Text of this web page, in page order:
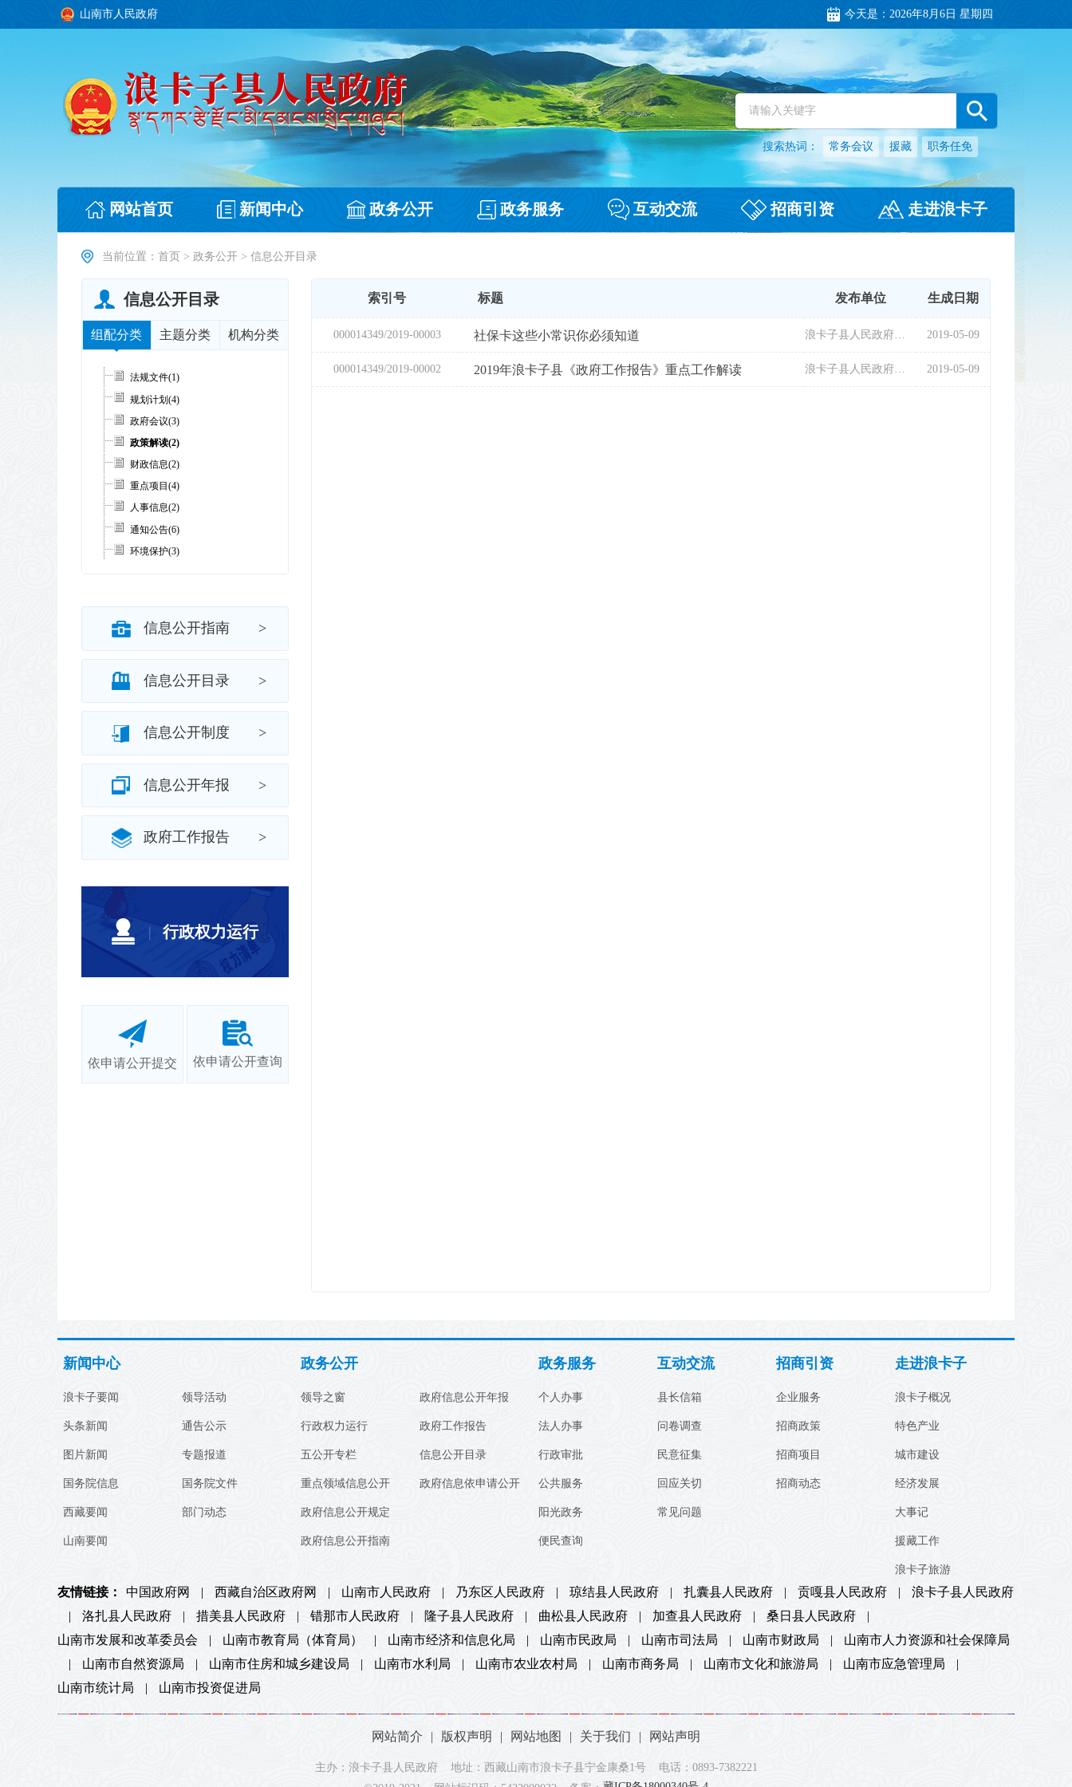
山南市人民政府 今天是： 2026年8月6日 星期四
搜索热词： 常务会议 援藏 职务任免
网站首页 新闻中心 政务公开 政务服务 互动交流 招商引资 走进浪卡子
当前位置： 首页 > 政务公开 > 信息公开目录
信息公开目录
组配分类 主题分类 机构分类
法规文件(1)
规划计划(4)
政府会议(3)
政策解读(2)
财政信息(2)
重点项目 (4)
人事信息(2)
通知公告(6)
环境保护(3)
公共资源(1)
信息公开指南 >
信息公开目录 >
信息公开制度 >
信息公开年报 >
政府工作报告 >
| 行政权力运行
依申请公开提交 依申请公开查询
新闻中心
浪卡子要闻
头条新闻
图片新闻
国务院信息
西藏要闻
山南要闻
领导活动
通告公示
专题报道
国务院文件
部门动态
政务公开
领导之窗
行政权力运行
五公开专栏
重点领域信息公开
政府信息公开规定
政府信息公开指南
政府信息公开年报
政府工作报告
信息公开目录
政府信息依申请公开
政务服务
个人办事
法人办事
行政审批
公共服务
阳光政务
便民查询
互动交流
县长信箱
问卷调查
民意征集
回应关切
常见问题
招商引资
企业服务
招商政策
招商项目
招商动态
走进浪卡子
浪卡子概况
特色产业
城市建设
经济发展
大事记
援藏工作
浪卡子旅游
友情链接： 中国政府网 | 西藏自治区政府网 | 山南市人民政府 | 乃东区人民政府 | 琼结县人民政府 | 扎囊县人民政府 | 贡嘎县人民政府 |
浪卡子县人民政府
|
洛扎县人民政府 | 措美县人民政府 | 错那市人民政府 | 隆子县人民政府 | 曲松县人民政府 | 加查县人民政府 | 桑日县人民政府
|
山南市发展和改革委员会
| 山南市教育局（体育局） | 山南市经济和信息化局 | 山南市民政局 | 山南市司法局 | 山南市财政局 |
山南市人力资源和社会保障局
|
山南市自然资源局 | 山南市住房和城乡建设局 | 山南市水利局 | 山南市农业农村局 | 山南市商务局 | 山南市文化和旅游局 | 山南市应急管理局
|
山南市统计局
| 山南市投资促进局
网站简介 | 版权声明 | 网站地图 | 关于我们 | 网站声明
主办：浪卡子县人民政府 地址：西藏山南市浪卡子县宁金康桑1号 电话：0893-7382221